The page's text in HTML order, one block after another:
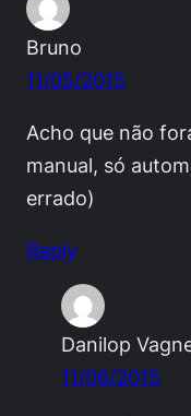
Bruno
11/05/2015
Acho que não
manual, só
errado)
Reply
Danilop
11/06/2015